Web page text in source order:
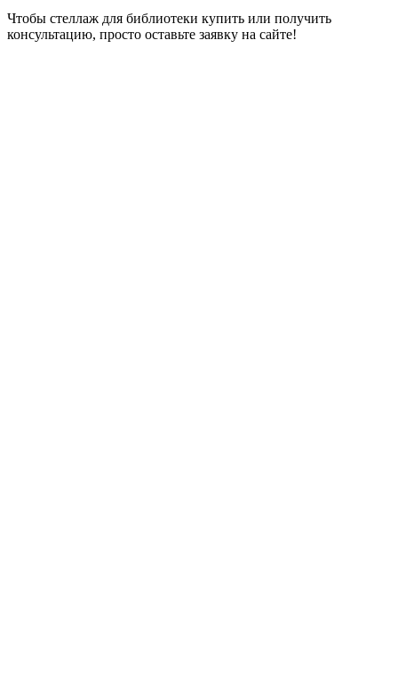
Чтобы стеллаж для библиотеки купить или получить
консультацию, просто оставьте заявку на сайте!